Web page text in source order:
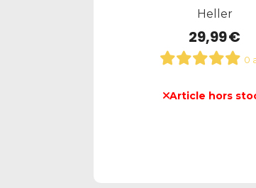
Heller
29,99€
0
Article hors